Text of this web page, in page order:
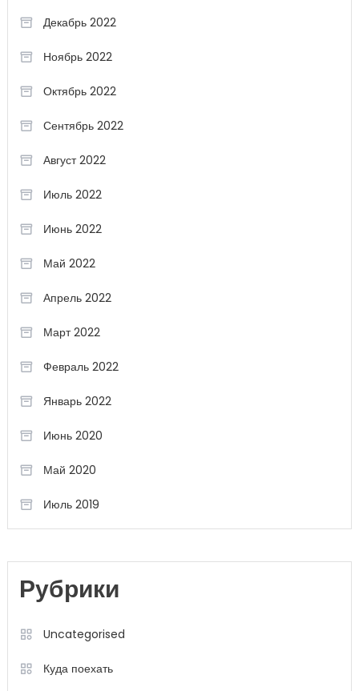
Декабрь 2022
Ноябрь 2022
Октябрь 2022
Сентябрь 2022
Август 2022
Июль 2022
Июнь 2022
Май 2022
Апрель 2022
Март 2022
Февраль 2022
Январь 2022
Июнь 2020
Май 2020
Июль 2019
Рубрики
Uncategorised
Куда поехать